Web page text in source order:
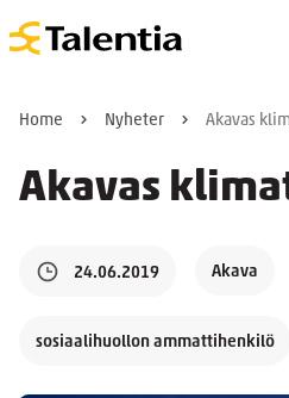
Home Nyheter Akavas
Akavas
24.06.2019 Akava
sosiaalihuollon ammattihenkilö